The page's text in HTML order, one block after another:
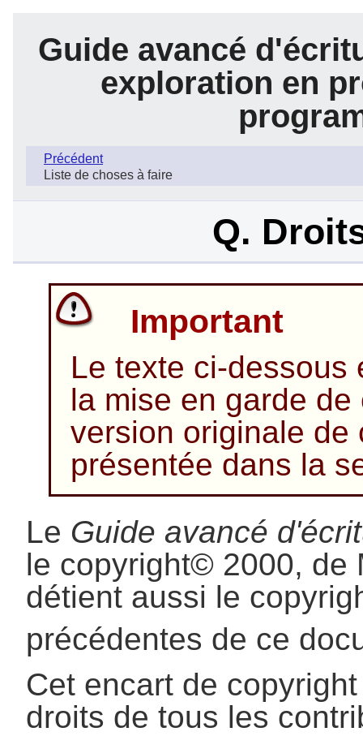
Guide avancé
exploration en
Précédent
Liste de choses à faire
Q.
Important
Le texte ci-dessous
la mise en garde
version originale de
présentée dans la
Le Guide avancé
le copyright© 2000, de
détient aussi le
précédentes de ce
Cet encart de
droits de tous les